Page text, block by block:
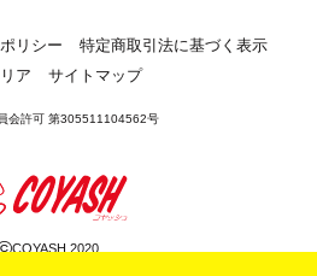
リシー
特定商取引法に基づく表示
ア
サイトマップ
会許可 第305511104562号
COYASH 2020